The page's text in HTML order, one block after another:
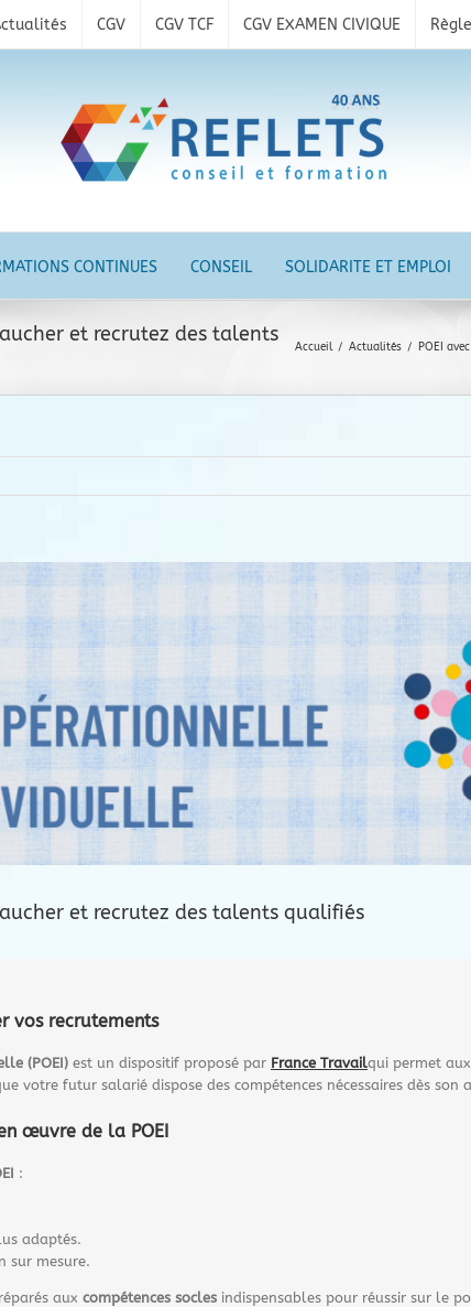
CGV CGV TCF CGV EXAMEN CIVIQUE
CONTINUES CONSEIL SOLIDARITE ET EMPLOI
et recrutez des talents
Accueil / Actualités / POEI
et recrutez des talents qualifiés
vos recrutements
(POEI)est un dispositif proposé par France Travailqui permet
votre futur salarié dispose des compétences nécessaires dès son
œuvre de la POEI
:
adaptés.
sur mesure.
aux compétences soclesindispensables pour réussir sur le